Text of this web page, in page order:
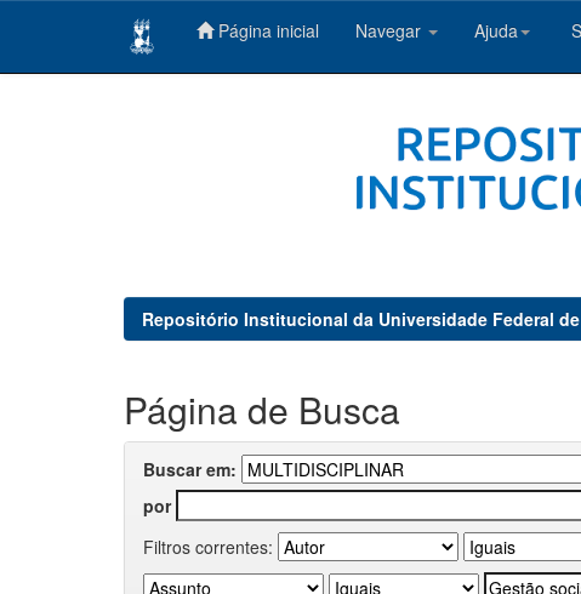
Página inicial Navegar Ajuda
Repositório Institucional da Universidade Federal de
Página de Busca
Buscar em:
por
Filtros correntes: